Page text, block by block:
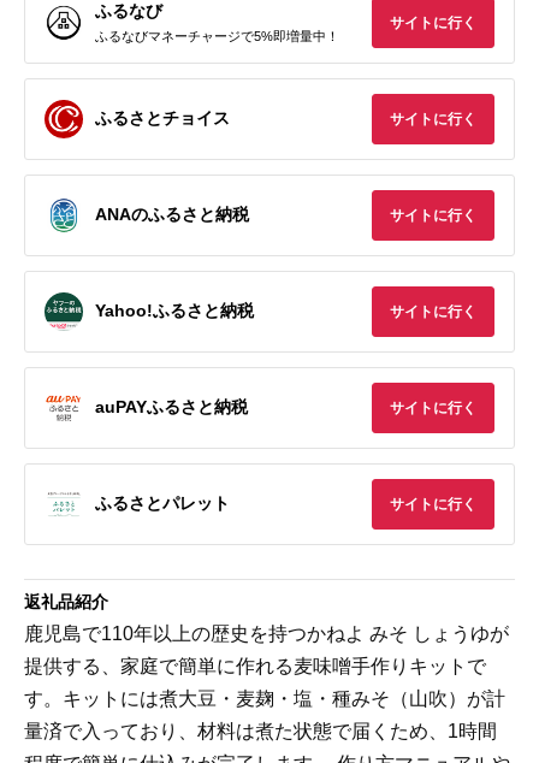
ふるなび
ふるなびマネーチャージで5%即増量中！
サイトに行く
ふるさとチョイス サイトに行く
ANAのふるさと納税 サイトに行く
Yahoo!ふるさと納税 サイトに行く
auPAYふるさと納税 サイトに行く
ふるさとパレット サイトに行く
返礼品紹介
鹿児島で110年以上の歴史を持つかねよ みそ しょうゆが
提供する、家庭で簡単に作れる麦味噌手作りキットで
す。キットには煮大豆・麦麹・塩・種みそ（山吹）が計
量済で入っており、材料は煮た状態で届くため、1時間